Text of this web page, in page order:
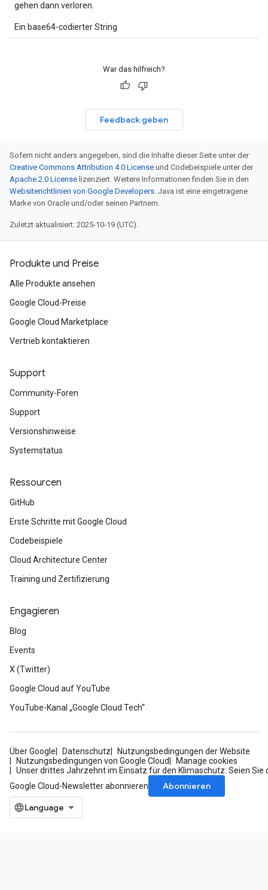
gehen dann verloren.
Ein base64-codierter String
War das hilfreich?
Feedback geben
Sofern nicht anders angegeben, sind die Inhalte dieser Seite unter der
Creative Commons Attribution 4.0 License und Codebeispiele unter der
Apache 2.0 License lizenziert. Weitere Informationen finden Sie in den
Websiterichtlinien von Google Developers. Java ist eine eingetragene
Marke von Oracle und/oder seinen Partnern.
Zuletzt aktualisiert: 2025-10-19 (UTC).
Produkte und Preise
Alle Produkte ansehen
Google Cloud-Preise
Google Cloud Marketplace
Vertrieb kontaktieren
Support
Community-Foren
Support
Versionshinweise
Systemstatus
Ressourcen
GitHub
Erste Schritte mit Google Cloud
Codebeispiele
Cloud Architecture Center
Training und Zertifizierung
Engagieren
Blog
Events
X (Twitter)
Google Cloud auf YouTube
YouTube-Kanal „Google Cloud Tech“
Über Google Datenschutz
Nutzungsbedingungen der Website
Nutzungsbedingungen von Google Cloud
Manage cookies
Unser drittes Jahrzehnt im Einsatz für den Klimaschutz: Seien Sie
Google Cloud-Newsletter abonnieren
Abonnieren